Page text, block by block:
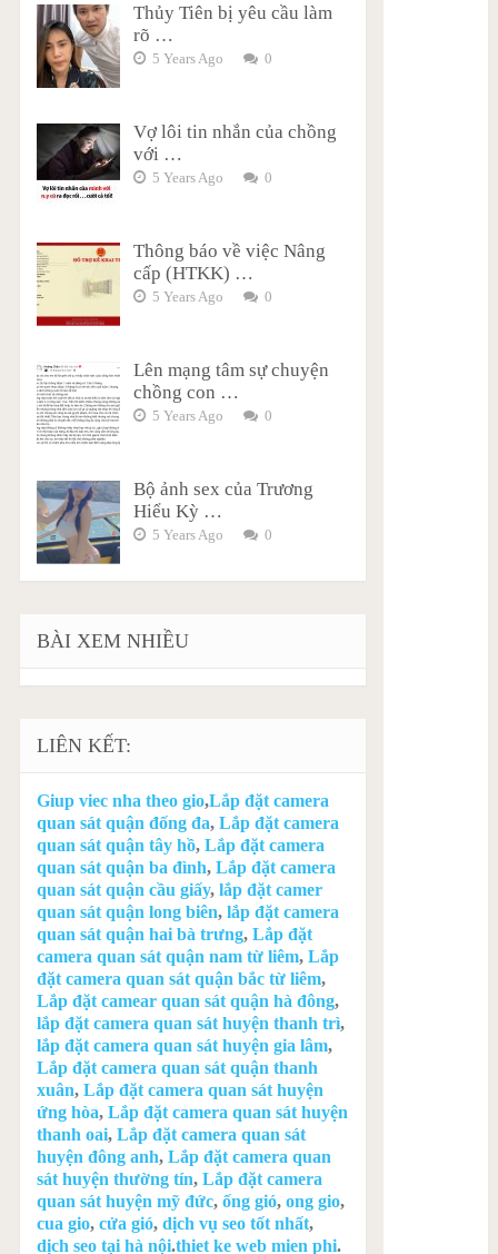
Thủy Tiên bị yêu cầu làm
rõ …
5 Years Ago 0
Vợ lôi tin nhắn của chồng
với …
5 Years Ago 0
Thông báo về việc Nâng
cấp (HTKK) …
5 Years Ago 0
Lên mạng tâm sự chuyện
chồng con …
5 Years Ago 0
Bộ ảnh sex của Trương
Hiểu Kỳ …
5 Years Ago 0
BÀI XEM NHIỀU
LIÊN KẾT:
Giup viec nha theo gio,Lắp đặt camera
quan sát quận đống đa, Lắp đặt camera
quan sát quận tây hồ, Lắp đặt camera
quan sát quận ba đình, Lắp đặt camera
quan sát quận cầu giấy, lắp đặt camer
quan sát quận long biên, lắp đặt camera
quan sát quận hai bà trưng, Lắp đặt
camera quan sát quận nam từ liêm, Lắp
đặt camera quan sát quận bắc từ liêm,
Lắp đặt camear quan sát quận hà đông,
lắp đặt camera quan sát huyện thanh trì,
lắp đặt camera quan sát huyện gia lâm,
Lắp đặt camera quan sát quận thanh
xuân, Lắp đặt camera quan sát huyện
ứng hòa, Lắp đặt camera quan sát huyện
thanh oai, Lắp đặt camera quan sát
huyện đông anh, Lắp đặt camera quan
sát huyện thường tín, Lắp đặt camera
quan sát huyện mỹ đức, ống gió, ong gio,
cua gio, cửa gió, dịch vụ seo tốt nhất,
dịch seo tại hà nội.thiet ke web mien phi.